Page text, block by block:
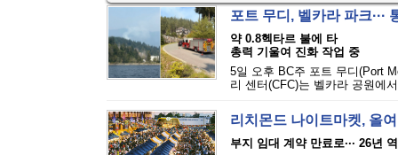
포트 무디, 벨카라 파크···
약 0.8헥타르 불에 타
총력 기울여 진화 작업 중
5일 오후 BC주 포트 무디(Port
리 센터(CFC)는 벨카라 공원에
리치몬드 나이트마켓, 올
부지 임대 계약 만료로··· 26년